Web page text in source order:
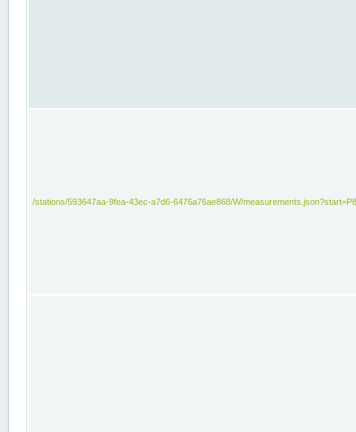
/stations/593647aa-9fea-43ec-a7d6-6476a76ae868/W/